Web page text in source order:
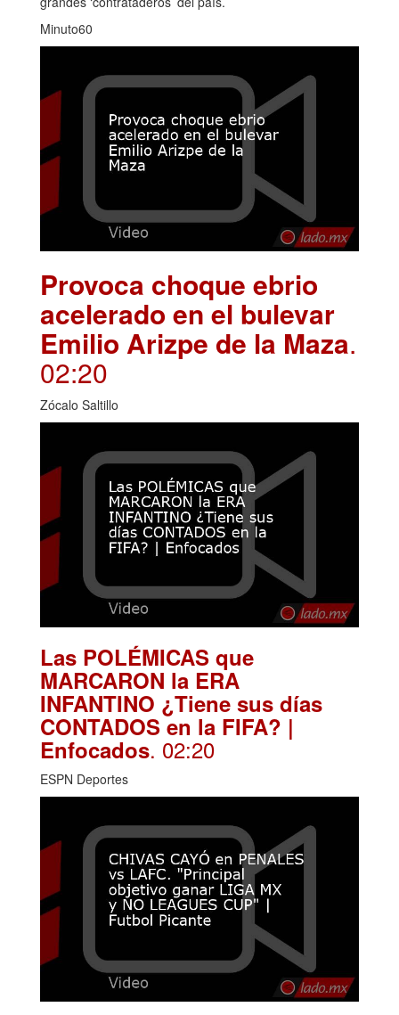
Minuto60
Provoca choque ebrio
acelerado en el bulevar
Emilio Arizpe de la Maza.
02:20
Zócalo Saltillo
Las POLÉMICAS que
MARCARON la ERA
INFANTINO ¿Tiene sus días
CONTADOS en la FIFA? |
Enfocados. 02:20
ESPN Deportes